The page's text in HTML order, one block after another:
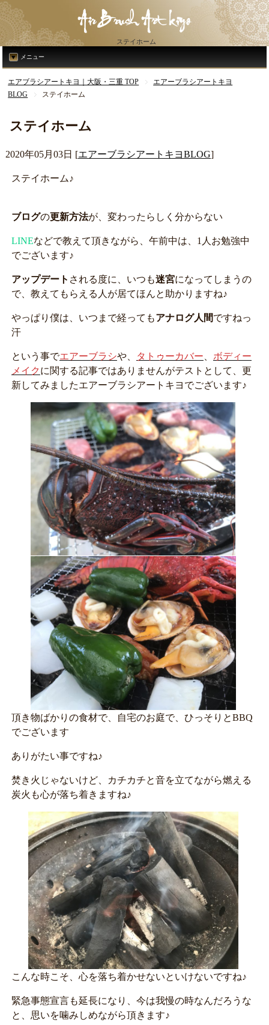
ステイホーム
メニュー
エアブラシアートキヨ｜大阪・三重 TOP
エアーブラシアートキヨ
BLOG
ステイホーム
ステイホーム
2020年05月03日 [エアーブラシアートキヨBLOG]
ステイホーム♪
ブログの更新方法が、変わったらしく分からない
LINEなどで教えて頂きながら、午前中は、1人お勉強中
でございます♪
アップデート される度に、いつも迷宮になってしまうの
で、教えてもらえる人が居てほんと助かりますね♪
やっぱり僕は、いつまで経ってもアナログ人間ですねっ
汗
という事でエアーブラシや、 タトゥーカバー
ボディー
メイク に関する記事ではありませんがテストとして、更
新してみましたエアーブラシアートキヨでございます♪
頂き物ばかりの食材で、自宅のお庭で、ひっそりとBBQ
でございます
ありがたい事ですね♪
焚き火じゃないけど、カチカチと音を立てながら燃える
炭火も心が落ち着きますね♪
こんな時こそ、心を落ち着かせないといけないですね♪
緊急事態宣言も延長になり、今は我慢の時なんだろうな
と、思いを噛みしめながら頂きます♪